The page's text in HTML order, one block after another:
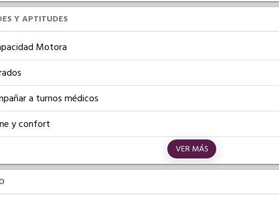
Y APTITUDES
Motora
a turnos médicos
y confort
VER MÁS